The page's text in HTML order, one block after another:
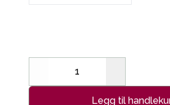
Decrease
Legg til